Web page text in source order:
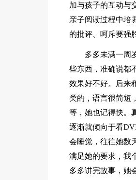
加与孩子的互动与
亲子阅读过程中培
的批评、呵斥要强
多多未满一周
些东西，准确说都
效果好不好。后来
类的，语言很简短
等，她也记得快。
逐渐就倾向于看
会睡觉，往往她数
满足她的要求，我
多多讲完故事，她